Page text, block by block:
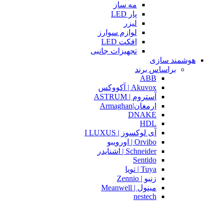
مه ساز
پار LED
لیزر
لوازم سوارز
افکت LED
تجهیزات جانبی
هوشمند سازی
براساس برند
ABB
Akuvox | آکووکس
آستروم | ASTRUM
ارمغان|Armaghan
DNAKE
HDL
آی لوکسوز | I LUXUS
Orvibo | اورویبو
Schneider | اشنایدر
Sentido
Tuya | تویا
زنیو | Zennio
مینول | Meanwell
nestech